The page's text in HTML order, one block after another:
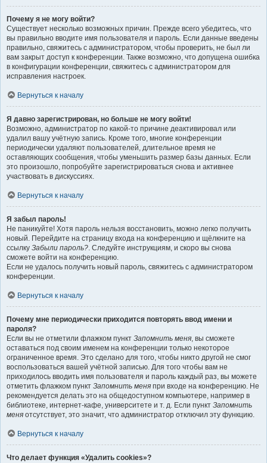
Почему я не могу войти?
Существует несколько возможных причин. Прежде всего убедитесь, что
вы правильно вводите имя пользователя и пароль. Если данные введены
правильно, свяжитесь с администратором, чтобы проверить, не был ли
вам закрыт доступ к конференции. Также возможно, что допущена ошибка
в конфигурации конференции, свяжитесь с администратором для
исправления настроек.
Вернуться к началу
Я давно зарегистрирован, но больше не могу войти!
Возможно, администратор по какой-то причине деактивировал или
удалил вашу учётную запись. Кроме того, многие конференции
периодически удаляют пользователей, длительное время не
оставляющих сообщения, чтобы уменьшить размер базы данных. Если
это произошло, попробуйте зарегистрироваться снова и активнее
участвовать в дискуссиях.
Вернуться к началу
Я забыл пароль!
Не паникуйте! Хотя пароль нельзя восстановить, можно легко получить
новый. Перейдите на страницу входа на конференцию и щёлкните на
ссылку Забыли пароль? . Следуйте инструкциям, и скоро вы снова
сможете войти на конференцию.
Если не удалось получить новый пароль, свяжитесь с администратором
конференции.
Вернуться к началу
Почему мне периодически приходится повторять ввод имени и
пароля?
Если вы не отметили флажком пункт Запомнить меня , вы сможете
оставаться под своим именем на конференции только некоторое
ограниченное время. Это сделано для того, чтобы никто другой не смог
воспользоваться вашей учётной записью. Для того чтобы вам не
приходилось вводить имя пользователя и пароль каждый раз, вы можете
отметить флажком пункт Запомнить меня при входе на конференцию. Не
рекомендуется делать это на общедоступном компьютере, например в
библиотеке, интернет-кафе, университете и т. д. Если пункт Запомнить
меня отсутствует, это значит, что администратор отключил эту функцию.
Вернуться к началу
Что делает функция «Удалить cookies»?